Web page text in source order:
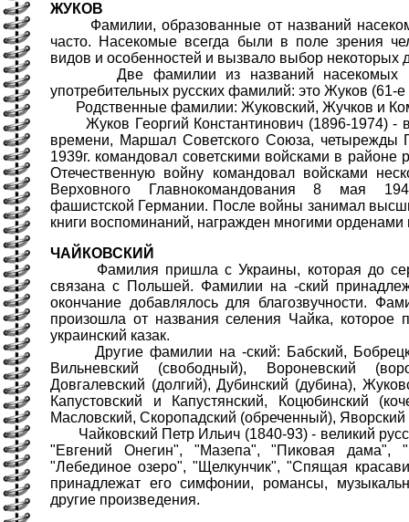
ЖУКОВ
Фамилии, образованные от названий
часто. Насекомые всегда были в поле зрения
видов и особенностей и вызвало выбор некоторых
Две фамилии из названий насекомых
употребительных русских фамилий: это Жуков (61-
Родственные фамилии: Жуковский, Жучков и
Жуков Георгий Константинович (1896-1974) -
времени, Маршал Советского Союза, четырежды
1939г. командовал советскими войсками в районе
Отечественную войну командовал войсками
Верховного Главнокомандования 8 мая
фашистской Германии. После войны занимал
книги воспоминаний, награжден многими
ЧАЙКОВСКИЙ
Фамилия пришла с Украины, которая до
связана с Польшей. Фамилии на -ский
окончание добавлялось для благозвучности.
произошла от названия селения Чайка, которое
украинский казак.
Другие фамилии на -ский: Бабский,
Вильневский (свободный), Вороневский
Довгалевский (долгий), Дубинский (дубина),
Капустовский и Капустянский, Коцюбинский
Масловский, Скоропадский (обреченный), Яворский
Чайковский Петр Ильич (1840-93) - великий
"Евгений Онегин", "Мазепа", "Пиковая дама",
"Лебединое озеро", "Щелкунчик", "Спящая
принадлежат его симфонии, романсы,
другие произведения.